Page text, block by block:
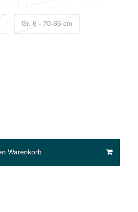
Gr. 6 - 70-85 cm
Warenkorb